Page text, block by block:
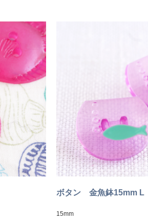
ボタン 金魚鉢15mm L
15mm